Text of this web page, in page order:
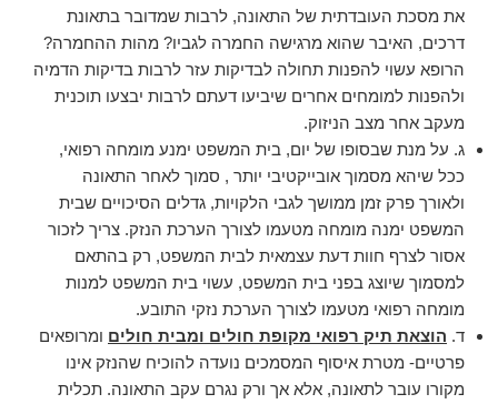
את מסכת העובדתית של התאונה, לרבות שמדובר בתאונת
דרכים, האיבר שהוא מרגישה החמרה לגביו? מהות ההחמרה?
הרופא עשוי להפנות תחולה לבדיקות עזר לרבות בדיקות הדמיה
ולהפנות למומחים אחרים שיביעו דעתם לרבות יבצעו תוכנית
מעקב אחר מצב הניזוק.
ג. על מנת שבסופו של יום, בית המשפט ימנע מומחה רפואי,
ככל שיהא מסמוך אובייקטיבי יותר , סמוך לאחר התאונה
ולאורך פרק זמן ממושך לגבי הלקויות, גדלים הסיכויים שבית
המשפט ימנה מומחה מטעמו לצורך הערכת הנזק. צריך לזכור
אסור לצרף חוות דעת עצמאית לבית המשפט, רק בהתאם
למסמוך שיוצג בפני בית המשפט, עשוי בית המשפט למנות
מומחה רפואי מטעמו לצורך הערכת נזקי התובע.
ד. הוצאת תיק רפואי מקופת חולים ומבית חולים ומרופאים
פרטיים- מטרת איסוף המסמכים נועדה להוכיח שהנזק אינו
מקורו עובר לתאונה, אלא אך ורק נגרם עקב התאונה. תכלית